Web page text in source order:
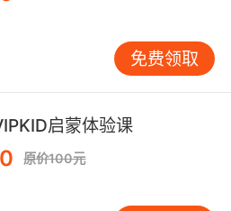
、能接触世界的工具”。 单
记硬背 很多基础弱的孩子
效的——拿着单词表从A背
了前面，耗时耗力却收效甚
强烈推荐“高频词优先”结
要让孩子从字母表开始背，
试中出现频率最高的200-
些词构成了英语句子的骨
子至少能看懂简单句子的基
免费领取
启蒙体验课
原价100元